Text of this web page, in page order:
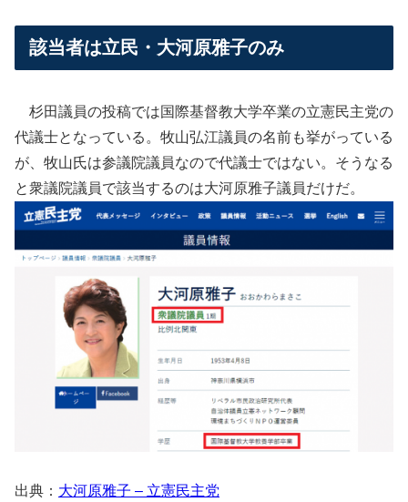
該当者は立民・大河原雅子のみ
杉田議員の投稿では国際基督教大学卒業の立憲民主党の
代議士となっている。牧山弘江議員の名前も挙がっている
が、牧山氏は参議院議員なので代議士ではない。そうなる
と衆議院議員で該当するのは大河原雅子議員だけだ。
出典： 大河原雅子 – 立憲民主党